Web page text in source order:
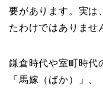
要があります。実は
たわけではありませ
鎌倉時代や室町時代
「馬嫁（ばか）」